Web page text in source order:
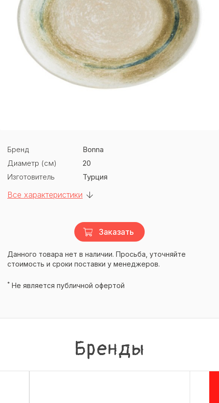
Бренд
Bonna
Диаметр (см)
20
Изготовитель
Турция
Все характеристики
Заказать
Данного товара нет в наличии. Просьба, уточняйте
стоимость и сроки поставки у менеджеров.
* Не является публичной офертой
Бренды